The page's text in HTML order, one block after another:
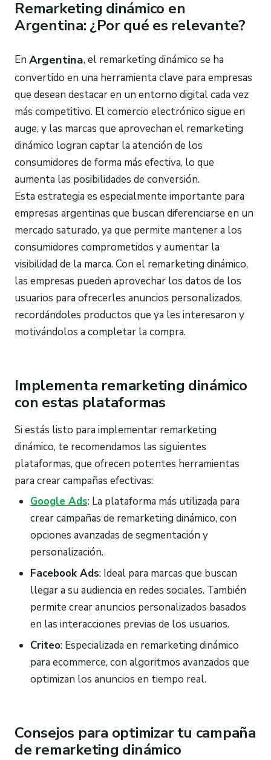
Remarketing dinámico en
Argentina: ¿Por qué es relevante?
En Argentina, el remarketing dinámico se ha
convertido en una herramienta clave para empresas
que desean destacar en un entorno digital cada vez
más competitivo. El comercio electrónico sigue en
auge, y las marcas que aprovechan el remarketing
dinámico logran captar la atención de los
consumidores de forma más efectiva, lo que
aumenta las posibilidades de conversión.
Esta estrategia es especialmente importante para
empresas argentinas que buscan diferenciarse en un
mercado saturado, ya que permite mantener a los
consumidores comprometidos y aumentar la
visibilidad de la marca. Con el remarketing dinámico,
las empresas pueden aprovechar los datos de los
usuarios para ofrecerles anuncios personalizados,
recordándoles productos que ya les interesaron y
motivándolos a completar la compra.
Implementa remarketing dinámico
con estas plataformas
Si estás listo para implementar remarketing
dinámico, te recomendamos las siguientes
plataformas, que ofrecen potentes herramientas
para crear campañas efectivas:
Google Ads: La plataforma más utilizada para
crear campañas de remarketing dinámico, con
opciones avanzadas de segmentación y
personalización.
Facebook Ads: Ideal para marcas que buscan
llegar a su audiencia en redes sociales. También
permite crear anuncios personalizados basados
en las interacciones previas de los usuarios.
Criteo: Especializada en remarketing dinámico
para ecommerce, con algoritmos avanzados que
optimizan los anuncios en tiempo real.
Consejos para optimizar tu campaña
de remarketing dinámico